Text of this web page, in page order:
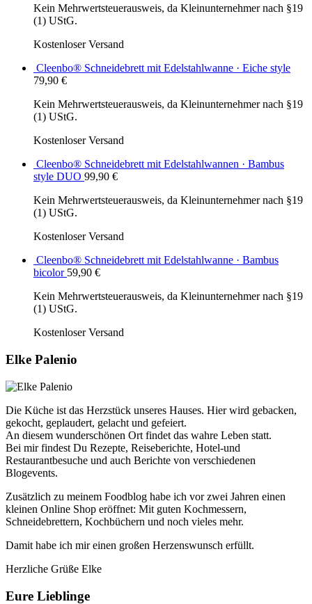
Kein Mehrwertsteuerausweis, da Kleinunternehmer nach §19
(1) UStG.
Kostenloser Versand
Cleenbo® Schneidebrett mit Edelstahlwanne · Eiche style
79,90 €
Kein Mehrwertsteuerausweis, da Kleinunternehmer nach §19
(1) UStG.
Kostenloser Versand
Cleenbo® Schneidebrett mit Edelstahlwannen · Bambus
style DUO 99,90 €
Kein Mehrwertsteuerausweis, da Kleinunternehmer nach §19
(1) UStG.
Kostenloser Versand
Cleenbo® Schneidebrett mit Edelstahlwanne · Bambus
bicolor 59,90 €
Kein Mehrwertsteuerausweis, da Kleinunternehmer nach §19
(1) UStG.
Kostenloser Versand
Elke Palenio
Die Küche ist das Herzstück unseres Hauses. Hier wird gebacken,
gekocht, geplaudert, gelacht und gefeiert.
An diesem wunderschönen Ort findet das wahre Leben statt.
Bei mir findest Du Rezepte, Reiseberichte, Hotel-und
Restaurantbesuche und auch Berichte von verschiedenen
Blogevents.
Zusätzlich zu meinem Foodblog habe ich vor zwei Jahren einen
kleinen Online Shop eröffnet: Mit guten Kochmessern,
Schneidebrettern, Kochbüchern und noch vieles mehr.
Damit habe ich mir einen großen Herzenswunsch erfüllt.
Herzliche Grüße Elke
Eure Lieblinge